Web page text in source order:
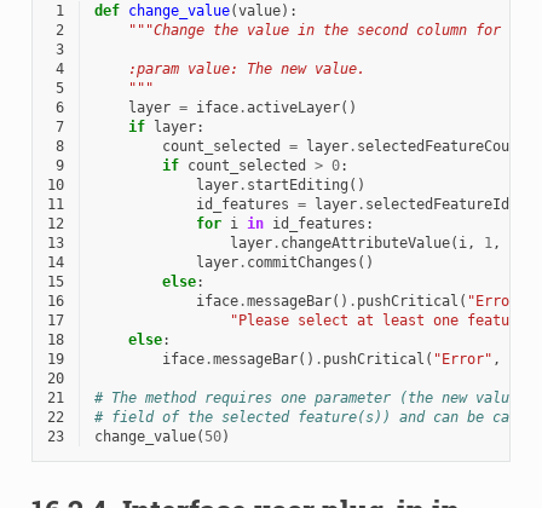
1 def change_value(value):
2
"""Change the value in the second column for
3
4
    :param value: The new value.
5
    """
6
layer = iface.activeLayer()
7
if layer:
8
count_selected = layer. selectedFeatureCount
9
if count_selected > 0:
10
layer. startEditing ()
11
id_features = layer. selectedFeatureIds
12
for i in id_features :
13
layer. changeAttributeValue( i, 1,
14
layer. commitChanges ()
15
else:
16
iface.messageBar() . pushCritical ( "Error"
17
"Please select at least one feature
18
else:
19
iface.messageBar() . pushCritical ( "Error" ,
20
21
# The method requires one parameter (the new value
22
# field of the selected feature(s)) and can be
23
change_value( 50)